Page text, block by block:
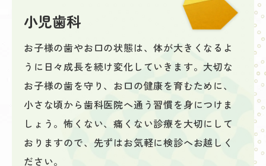
小児歯科
お子様の歯やお口の状態は、体が大きくなるよ
うに日々成長を続け変化していきます。大切な
お子様の歯を守り、お口の健康を育むために、
小さな頃から歯科医院へ通う習慣を身につけま
しょう。怖くない、痛くない診療を大切にして
おりますので、先ずはお気軽に検診へお越しく
ださい。